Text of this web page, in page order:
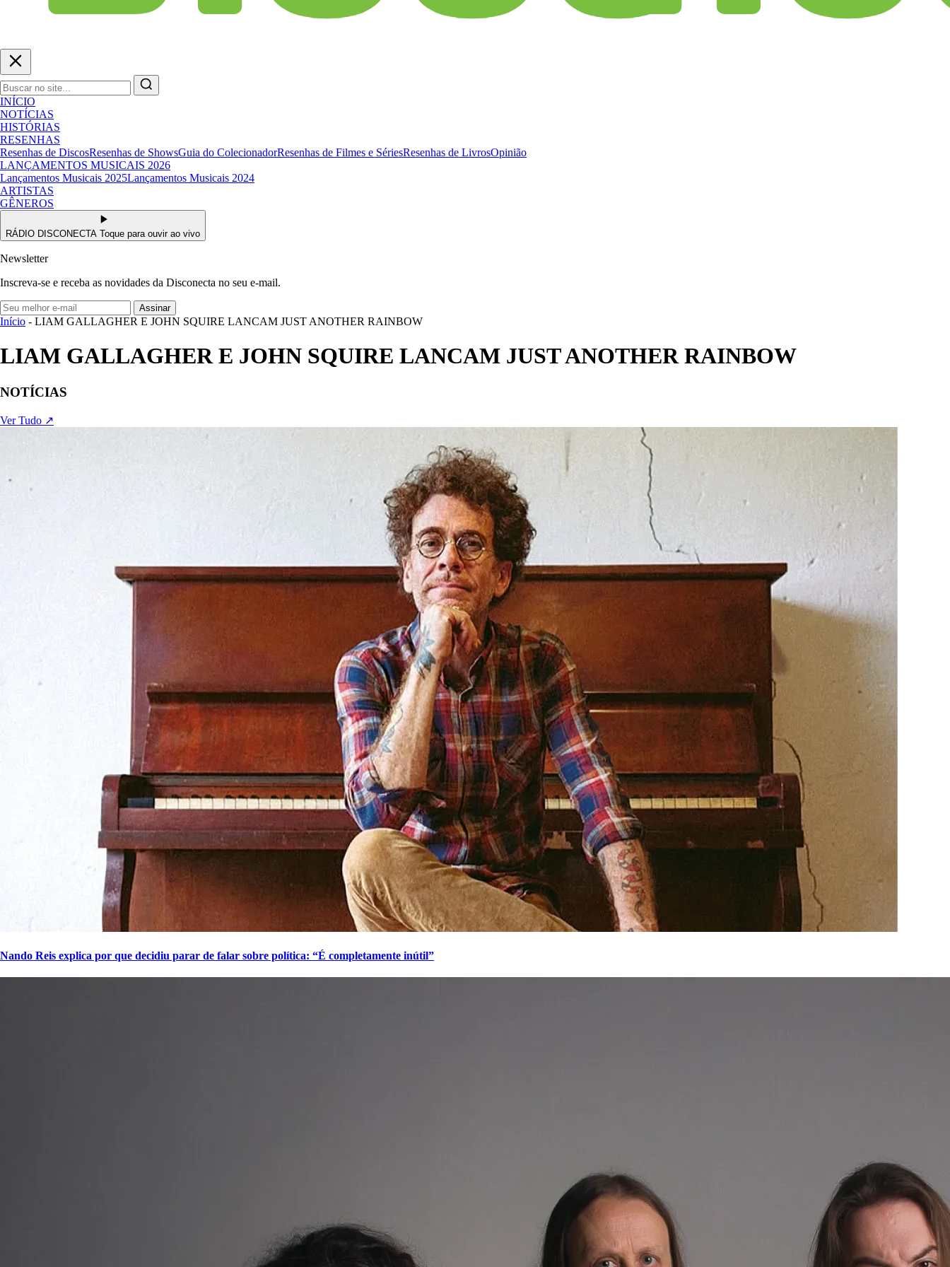
INÍCIO
NOTÍCIAS
HISTÓRIAS
RESENHAS
Resenhas de DiscosResenhas de ShowsGuia do ColecionadorResenhas de Filmes e SériesResenhas de LivrosOpinião
LANÇAMENTOS MUSICAIS 2026
Lançamentos Musicais 2025Lançamentos Musicais 2024
ARTISTAS
GÊNEROS
RÁDIO DISCONECTA Toque para ouvir ao vivo
Newsletter
Inscreva-se e receba as novidades da Disconecta no seu e-mail.
Assinar
Início - LIAM GALLAGHER E JOHN SQUIRE LANCAM JUST ANOTHER RAINBOW
LIAM GALLAGHER E JOHN SQUIRE LANCAM JUST ANOTHER RAINBOW
NOTÍCIAS
Ver Tudo ↗
Nando Reis explica por que decidiu parar de falar sobre política: “É completamente inútil”